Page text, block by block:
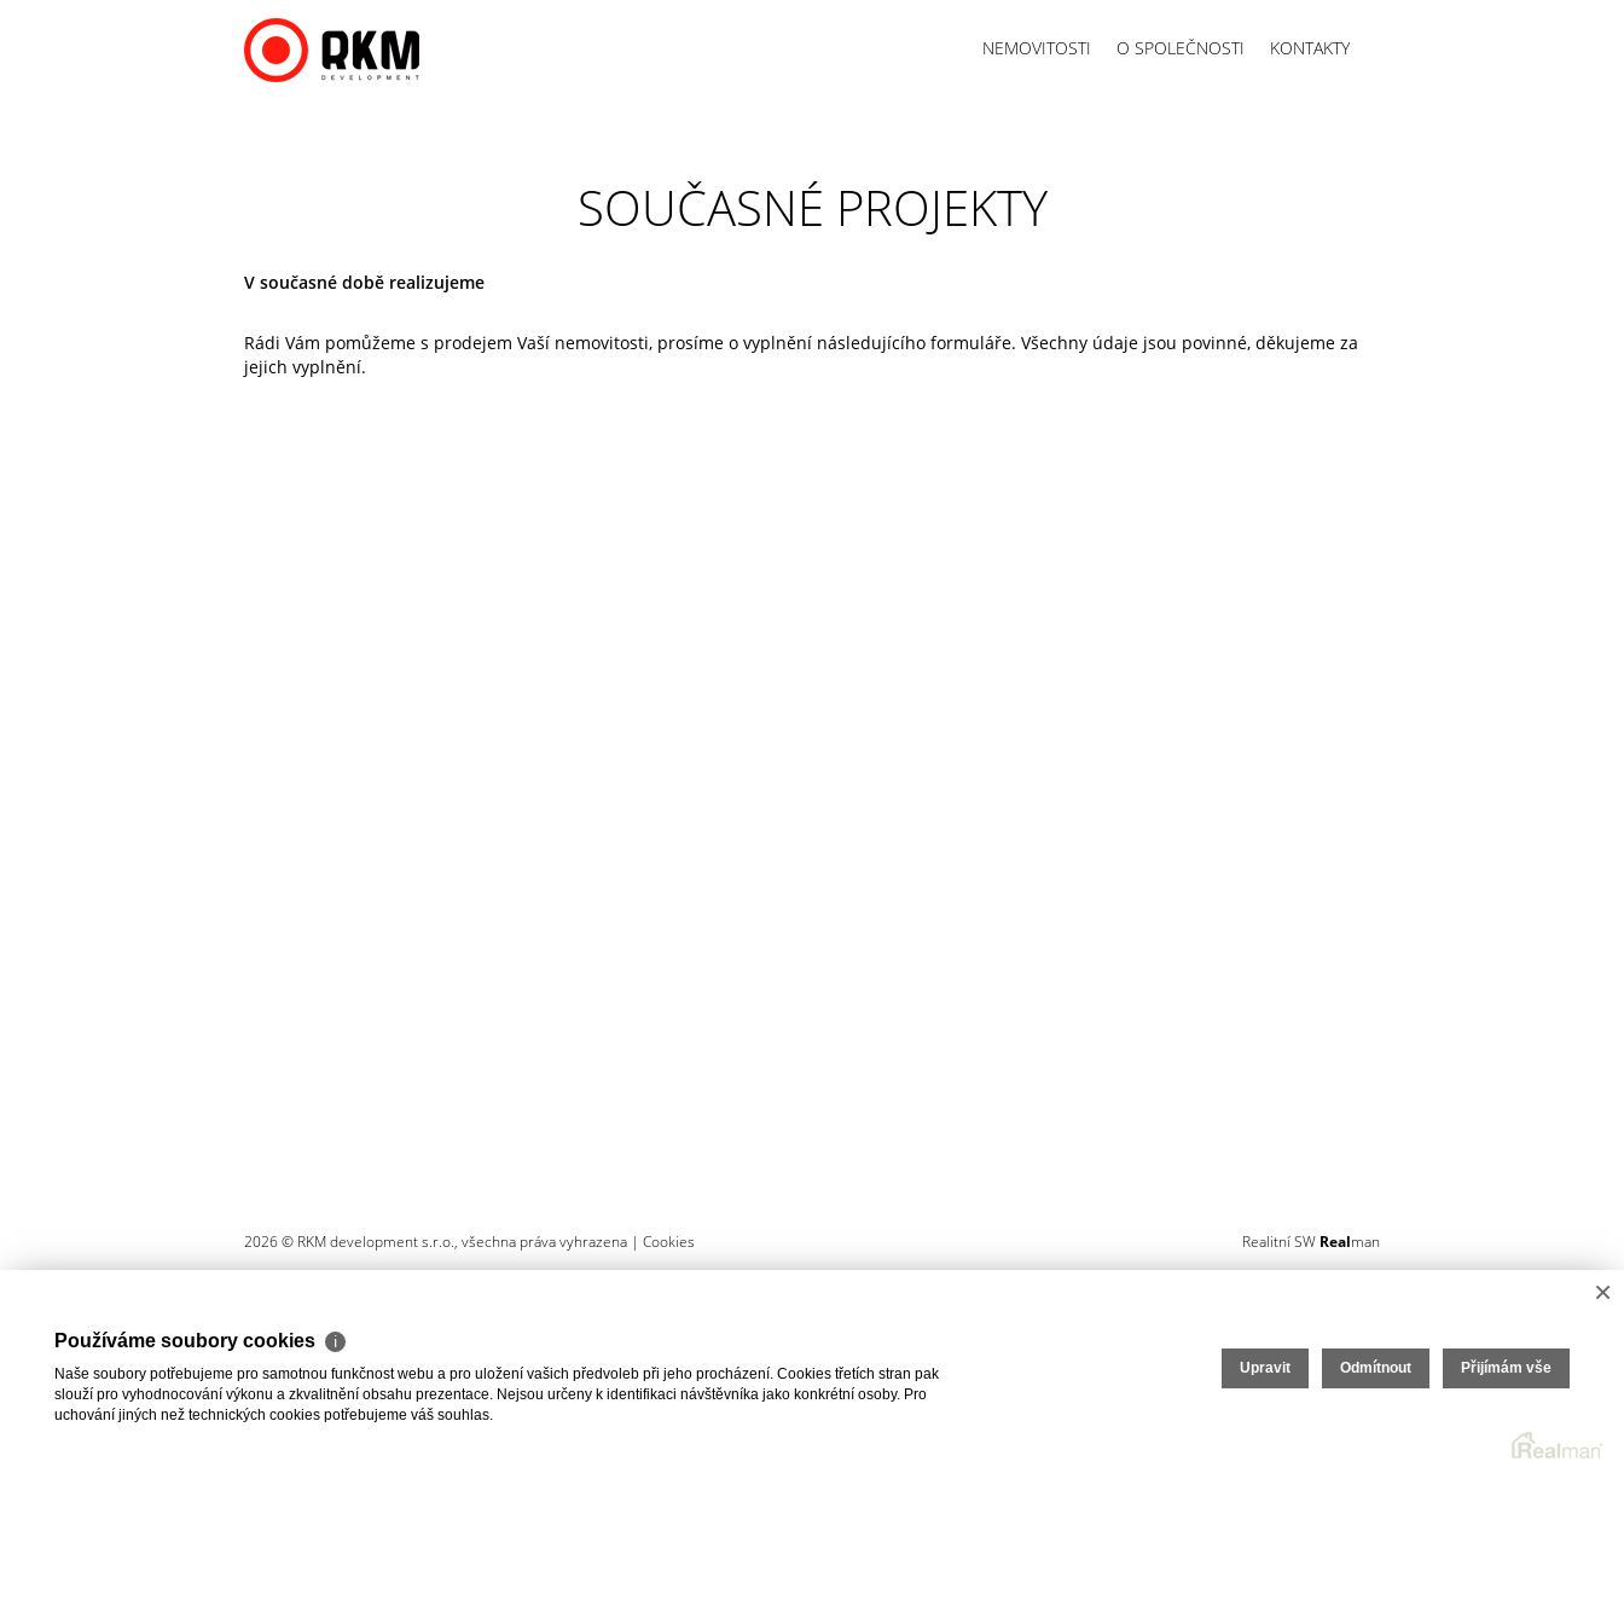
NEMOVITOSTI O SPOLEČNOSTI KONTAKTY
SOUČASNÉ PROJEKTY
V současné době realizujeme
Rádi Vám pomůžeme s prodejem Vaší nemovitosti, prosíme o vyplnění následujícího formuláře. Všechny údaje jsou povinné, děkujeme za
jejich vyplnění.
2026 © RKM development s.r.o., všechna práva vyhrazena | Cookies Realitní SW Realman
×
Používáme soubory cookies ℹ
Naše soubory potřebujeme pro samotnou funkčnost webu a pro uložení vašich předvoleb při jeho procházení. Cookies třetích stran pak
slouží pro vyhodnocování výkonu a zkvalitnění obsahu prezentace. Nejsou určeny k identifikaci návštěvníka jako konkrétní osoby. Pro
uchování jiných než technických cookies potřebujeme váš souhlas.
Upravit Odmítnout Přijímám vše